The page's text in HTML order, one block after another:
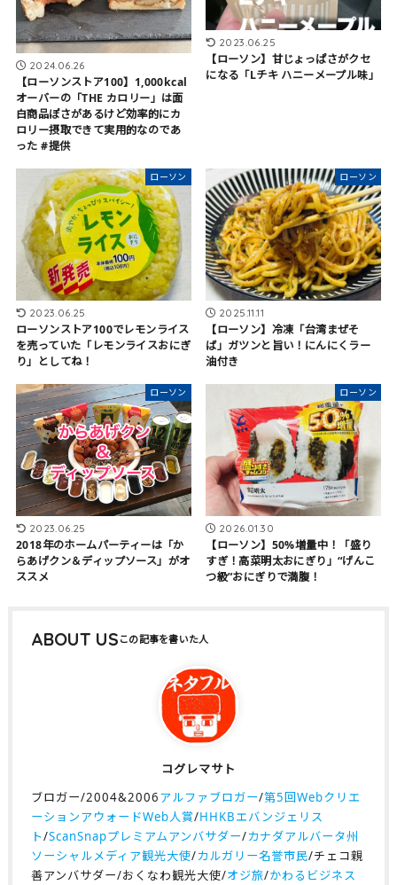
2024.06.26
【ローソンストア100】1,000kcal
オーバーの「THE カロリー」は面
白商品ぽさがあるけど効率的にカ
ロリー摂取できて実用的なのであ
った #提供
2023.06.25
【ローソン】甘じょっぱさがクセ
になる「Lチキ ハニーメープル味」
ローソン
2023.06.25
ローソンストア100でレモンライス
を売っていた「レモンライスおにぎ
り」としてね！
ローソン
2025.11.11
【ローソン】冷凍「台湾まぜそ
ば」ガツンと旨い！にんにくラー
油付き
ローソン
2023.06.25
2018年のホームパーティーは「か
らあげクン＆ディップソース」がオ
ススメ
ローソン
2026.01.30
【ローソン】50%増量中！「盛り
すぎ！高菜明太おにぎり」“げんこ
つ級”おにぎりで満腹！
ABOUT US
コグレマサト
ブロガー/2004&2006アルファブロガー/第5回Webクリエ
ーションアウォードWeb人賞/HHKBエバンジェリス
ト/ScanSnapプレミアムアンバサダー/カナダアルバータ州
ソーシャルメディア観光大使/カルガリー名誉市民/チェコ親
善アンバサダー/おくなわ観光大使/オジ旅/かわるビジネス